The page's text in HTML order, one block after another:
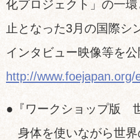
化プロジェクト」の一
止となった3月の国際シ
インタビュー映像等を
http://
●『ワークショップ版
身体を使いながら世界